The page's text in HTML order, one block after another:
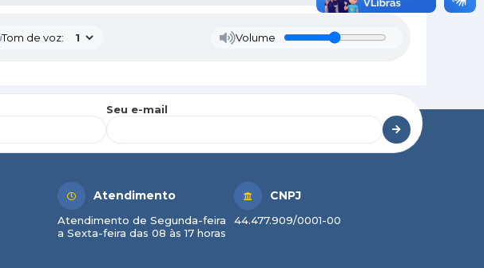
Tom de voz: Volume
Seu e-mail
Atendimento
Atendimento de Segunda-feira
a Sexta-feira das 08 às 17 horas
CNPJ
44.477.909/0001-00